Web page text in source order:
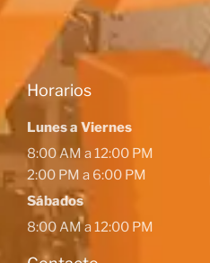
Horarios
Lunes a Viernes
8:00 AM a 12:00 PM
2:00 PM a 6:00 PM
Sábados
8:00 AM a 12:00 PM